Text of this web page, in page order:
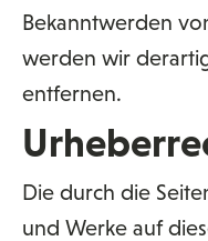
Bekanntwerden
werden wir
entfernen.
Die durch die
und Werke auf